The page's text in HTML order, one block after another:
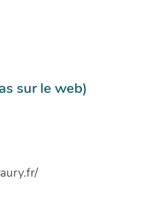
sur le web)